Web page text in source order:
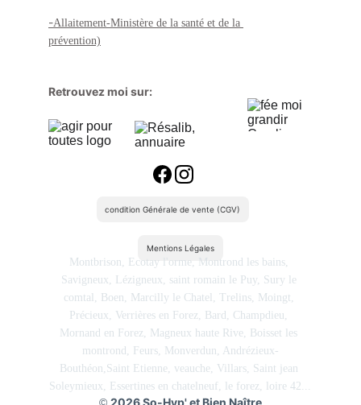
condition Générale de vente (CGV)
2026 So-Hyp' et Bien Naître
Retrouvez moi sur:
Mentions Légales
Montbrison, Ecotay l'orme, Montrond les bains,
Savigneux, Lézigneux, saint romain le Puy, Sury le
comtal, Boen, Marcilly le Chatel, Trelins, Moingt,
Précieux, Verrières en Forez, Bard, Champdieu,
Mornand en Forez, Magneux haute Rive, Boisset les
montrond, Feurs, Monverdun, Andrézieux-
Bouthéon,Saint Etienne, veauche, Villars, Saint jean
Soleymieux, Essertines en chatelneuf, le forez, loire 42...
-Allaitement-Ministère de la santé et de la
prévention)